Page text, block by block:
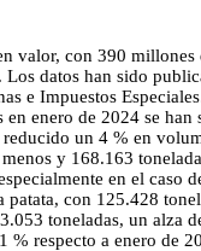
con 390
datos han sido
e Impuestos
enero de 2024 se
un 4 % en
y 168.163
en el
con 125.428
toneladas, un alza
respecto a enero de